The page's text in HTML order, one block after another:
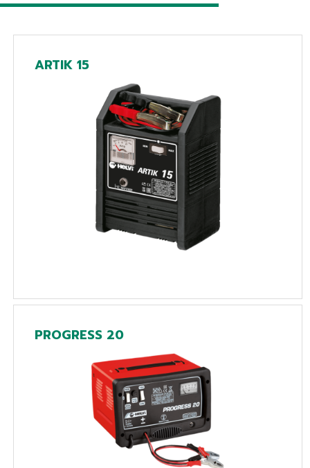
ARTIK 15
PROGRESS 20